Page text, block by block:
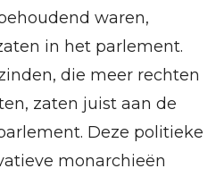
waren,
in het parlement.
die meer rechten
zaten juist aan de
Deze politieke
monarchieën